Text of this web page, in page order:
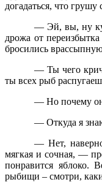
догадаться, что грушу
— Эй, вы, ну
дрожа от
бросились
— Ты чего
ты всех рыб
— Но почему
— Откуда я
— Нет,
мягкая и сочная, —
понравится яблоко.
рыбищи – смотри,